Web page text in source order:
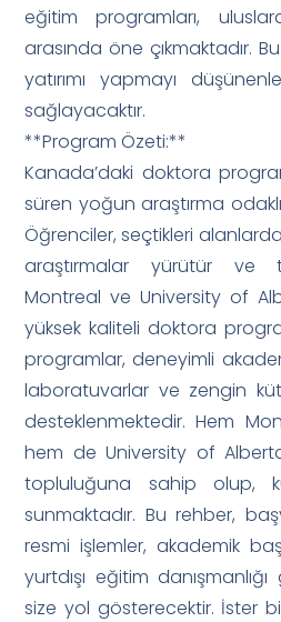
eğitim programları,
arasında öne çıkmaktadır.
yatırımı yapmayı
sağlayacaktır.
**Program Özeti:**
Kanada’daki doktora
süren yoğun araştırma
Öğrenciler, seçtikleri
araştırmalar yürütür ve
Montreal ve University of
yüksek kaliteli doktora
programlar, deneyimli
laboratuvarlar ve zengin
desteklenmektedir. Hem
hem de University of
topluluğuna sahip olup,
sunmaktadır. Bu rehber,
resmi işlemler, akademik
yurtdışı eğitim
size yol gösterecektir. İster